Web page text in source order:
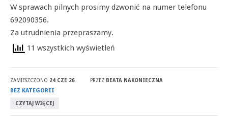
W sprawach pilnych prosimy dzwonić na numer telefonu
692090356.
Za utrudnienia przepraszamy.
11 wszystkich wyświetleń
ZAMIESZCZONO 24 CZE 26 PRZEZ BEATA NAKONIECZNA
BEZ KATEGORII
CZYTAJ WIĘCEJ